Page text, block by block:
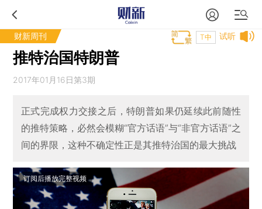
财新周刊 试听
T中
推特治国特朗普
2017年01月16日第3期
正式完成权力交接之后，特朗普如果仍延续此前随性
的推特策略，必然会模糊“官方话语”与“非官方话语”之
间的界限，这种不确定性正是其推特治国的最大挑战
订阅后播放完整视频